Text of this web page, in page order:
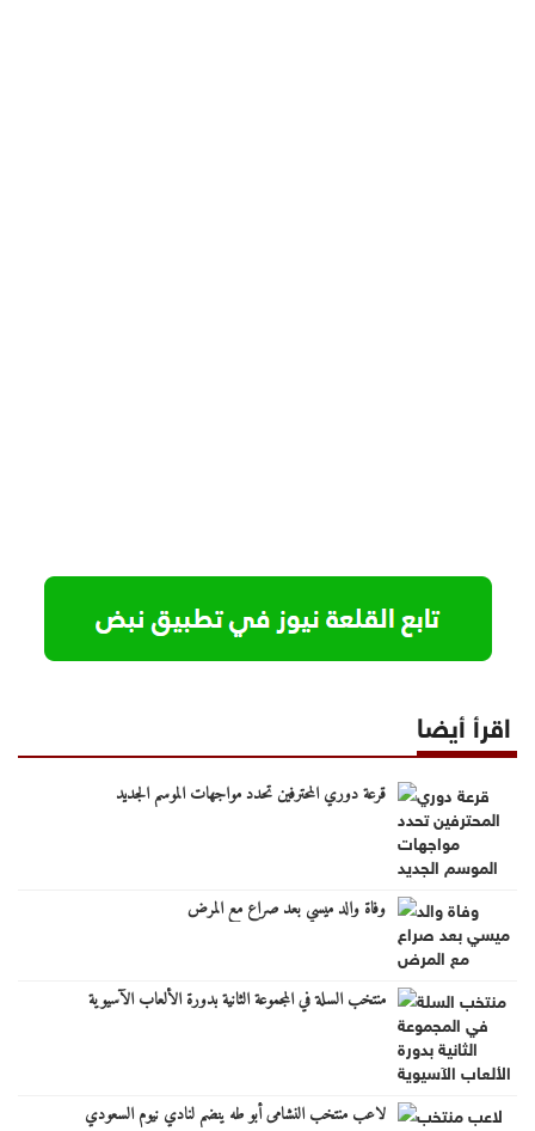
اقرأ أيضا
قرعة دوري المحترفين تحدد مواجهات الموسم الجديد
وفاة والد ميسي بعد صراع مع المرض
منتخب السلة في المجموعة الثانية بدورة الألعاب الآسيوية
لاعب منتخب النشامى أبو طه ينضم لنادي نيوم السعودي